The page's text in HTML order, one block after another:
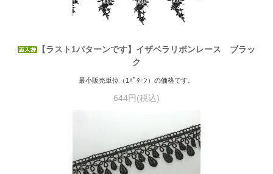
【ラスト1パターンです】イザベラリボンレース ブラッ
ク
最小販売単位（1ﾊﾟﾀｰﾝ）の価格です。
644円(税込)